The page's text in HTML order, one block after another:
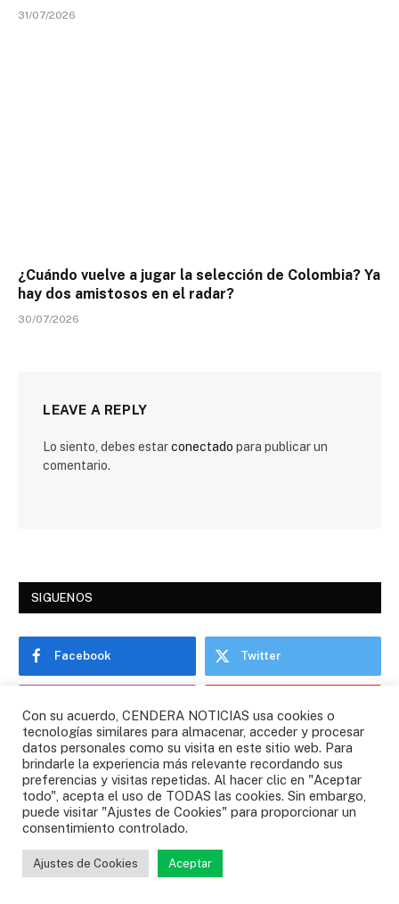
31/07/2026
¿Cuándo vuelve a jugar la selección de Colombia? Ya
hay dos amistosos en el radar?
30/07/2026
LEAVE A REPLY
Lo siento, debes estarconectado para publicar un
comentario.
SIGUENOS
Facebook Twitter
WhatsApp
ESCUCHA TU RADIO FAVORITA
Con su acuerdo, CENDERA NOTICIAS usa cookies o
tecnologías similares para almacenar, acceder y procesar
datos personales como su visita en este sitio web. Para
brindarle la experiencia más relevante recordando sus
preferencias y visitas repetidas. Al hacer clic en "Aceptar
todo", acepta el uso de TODAS las cookies. Sin embargo,
puede visitar "Ajustes de Cookies" para proporcionar un
consentimiento controlado.
Ajustes de Cookies Aceptar